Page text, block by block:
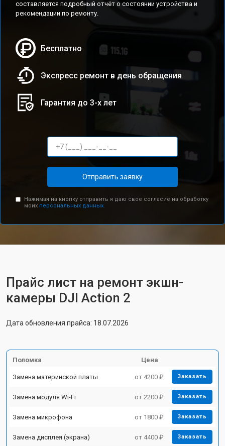
составляется подробный отчёт о состоянии устройства и
рекомендации по ремонту.
Бесплатно
Экспресс ремонт в день обращения
Гарантия до 3-х лет
Отправить заявку
Нажимая на кнопку отправить я даю свое согласие на обработку
моих персональных данных.
Прайс лист на ремонт экшн-
камеры DJI Action 2
Дата обновления прайса: 18.07.2026
Поломка Цена
Замена материнской платы от 4200 ₽ Заказать
Замена модуля Wi-Fi от 2200 ₽ Заказать
Замена микрофона от 1800 ₽ Заказать
Замена дисплея (экрана) от 4400 ₽ Заказать